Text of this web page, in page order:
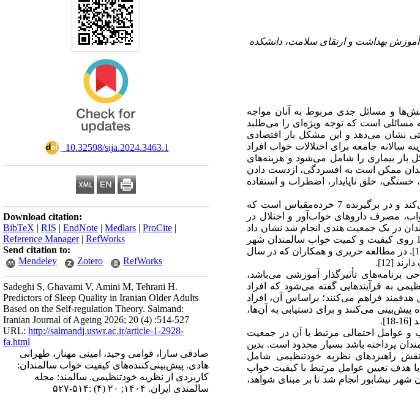
‎ 10.32598/sija.2024.3463.1
Download citation:
BibTeX | RIS | EndNote | Medlars | ProCite |
Reference Manager| RefWorks
Send citation to:
Mendeley
Zotero RefWorks
Sadeghi S, Ghavami V, Amini M, Tehrani H.
Predictors of Sleep Quality in Iranian Older Adults
Based on the Self-regulation Theory. Salmand:
Iranian Journal of Ageing 2026; 20 (4) :514-527
URL: http://salmandj.uswr.ac.ir/article-1-2928-
fa.html
صادقی سارا، قوامی وحید، امینی مهناز، طهرانی
هادی. پیش‌بینی‌کننده‌های کیفیت خواب سالمندان:
کاربردی از نظریه خودتنظیمی. سالمند: مجله
سالمندی ایران. ۱۴۰۴; ۲۰ (۴) :۵۱۴-۵۲۷
بهداشت و ارتقای سلامت، دانشکده
جامعه را با چالش‌ها و مسائل جدی مربوط به آنان مواجه
مسائلی است که توجه ویژه‌ای را می‌طلبد
نشان می‌دهد و این مشکل بار اقتصادی
می‌کند [3]. در ایالات متحده آمریکا هزینه سالانه جامعه برای اختلالات خواب افراد
در حدود ده‌ها بیلیون دلار تخمین زده شده است [4]. در کشور استرالیا اختلالات خواب 1/4 کل بار بیماری را شامل می‌شود و هزینه‌های
اختلال خواب در سالمندان ممکن است به افسردگی، ازدست دادن
خستگی، خلق ناپایدار، اضطراب و استفاده
کیفیت خواب یک مفهوم عمده در امور بالینی و تحقیقات است که به چگونگی تجربه خواب اشاره می‌کند و در برگیرنده 7 خرده‌مقیاس است که
مصرف داروهای خواب‌آور و اختلال در
کیفیت خواب بیماران سالمندان در یک جمعیت هندی انجام شد نشان داد
78 درصد از افراد موردمطالعه کیفیت ضعیف دارند [10]. مطالعه امراهی تابیه و همکاران در سال 1399 روی کیفیت و کمیت خواب سالمندان شهر
نقده انجام شده است، نشان داد بیش از 42/7 درصد افراد موردمطالعه کیفیت خواب نامطلوب داشتند [11]. در مطالعه حریری و همکاران که در سال
تأثیرگذار آموزشی می‌باشد،
را که برای جامعه مشکلاتی را به بار می‌آورند تغییر دهد [13، 14]. خودتنظیمی به فرآیندهایی گفته می‌شود که افراد
اساسـی را بـرای عمل هدفمند فراهم می‌کنند؛ براساس آن، افراد
پیش‌بینی می‌کنند و برای دستیابی به آن‌ها،
عوامل احتمالی مرتبط با آن در جمعیت
پرداخته باشد بسیار محدود است. بدین
راهبردهای نظریه خودتنظیمی شامل
هدف تعیین عوامل مرتبط با کیفیت خواب
نیشابور انجام شد تا بر مبنای شواهد،